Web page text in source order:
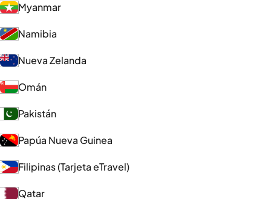
Myanmar
Namibia
Nueva Zelanda
Omán
Pakistán
Papúa Nueva Guinea
Filipinas (Tarjeta eTravel)
Qatar